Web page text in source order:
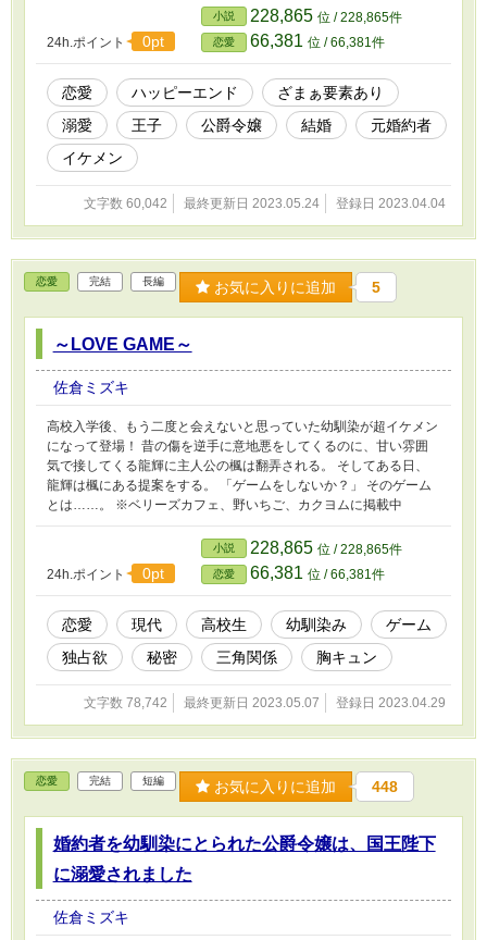
アの事情を知っても優しかった。ミアもそんなクラウにほのかに思
いを寄せる。 しかし、クラウは国へ帰る事となり…。 「学校を卒
業したら、隣国の俺を頼ってきてほしい」 「わかりました」 けれ
ど卒業後、ミアが向かったのは……。 ※ベリーズカフェにも掲載
中（こちらの加筆修正版）
24h.ポイント 0pt
小説 228,865 位 / 228,865件
恋愛 66,381 位 / 66,381件
恋愛 ハッピーエンド
ざまぁ要素あり
溺愛
王子 公爵令嬢 結婚
元婚約者
イケメン
文字数 60,042 最終更新日 2023.05.24 登録日 2023.04.04
恋愛 完結 長編 お気に入りに追加 5
～LOVE GAME～
佐倉ミズキ
高校入学後、もう二度と会えないと思っていた幼馴染が超イケメン
になって登場！ 昔の傷を逆手に意地悪をしてくるのに、甘い雰囲
気で接してくる龍輝に主人公の楓は翻弄される。 そしてある日、
龍輝は楓にある提案をする。 「ゲームをしないか？」 そのゲーム
とは……。 ※ベリーズカフェ、野いちご、カクヨムに掲載中
24h.ポイント 0pt
小説 228,865 位 / 228,865件
恋愛 66,381 位 / 66,381件
恋愛 現代 高校生 幼馴染み
ゲーム
独占欲
秘密 三角関係 胸キュン
文字数 78,742 最終更新日 2023.05.07 登録日 2023.04.29
恋愛 完結 短編 お気に入りに追加 448
婚約者を幼馴染にとられた公爵令嬢は、国王陛下
に溺愛されました
佐倉ミズキ